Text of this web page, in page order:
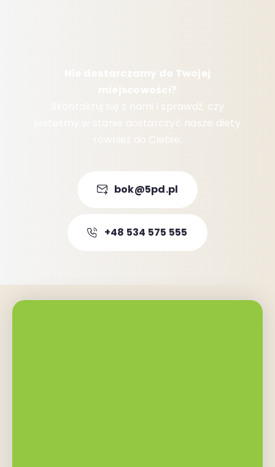
Nie dostarczamy do Twojej
miejscowości?
Skontaktuj się z nami i sprawdź, czy
jesteśmy w stanie dostarczyć nasze diety
również do Ciebie.
bok@5pd.pl
+48 534 575 555